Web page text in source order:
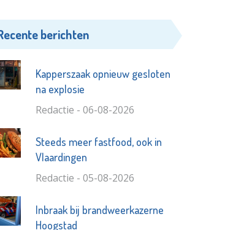
berichten
Kapperszaak opnieuw gesloten
na explosie
Redactie - 06-08-2026
Steeds meer fastfood, ook in
Vlaardingen
Redactie - 05-08-2026
Inbraak bij brandweerkazerne
Hoogstad